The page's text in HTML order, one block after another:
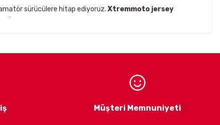
sürücülere hitap ediyoruz. Xtremmoto jersey
Müşteri Memnuniyeti